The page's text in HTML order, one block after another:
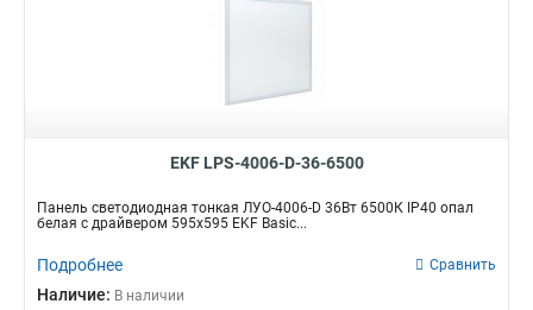
EKF LPS-4006-D-36-6500
Панель светодиодная тонкая ЛУО-4006-D 36Вт 6500К IP40 опал
белая с драйвером 595х595 EKF Basic...
Подробнее Сравнить
Наличие: В наличии